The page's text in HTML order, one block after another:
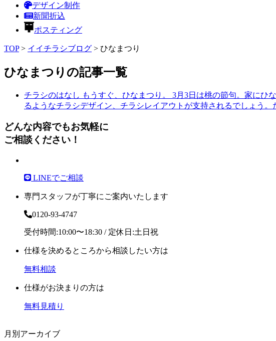
デザイン制作
新聞折込
ポスティング
TOP> イイチラシブログ > ひなまつり
ひなまつりの記事一覧
チラシのはなし もうすぐ、ひなまつり。
3月3日は桃の節句。家にひ
るようなチラシデザイン、チラシレイアウトが支持されるでしょう
どんな内容でもお気軽に
ご相談ください！
LINEでご相談
専門スタッフが丁寧にご案内いたします
0120-93-4747
受付時間:10:00〜18:30 / 定休日:土日祝
仕様を決めるところから相談したい方は
無料相談
仕様がお決まりの方は
無料見積り
月別アーカイブ